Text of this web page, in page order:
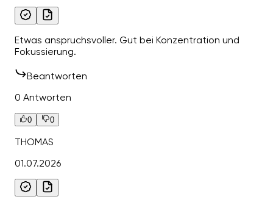
Etwas anspruchsvoller. Gut bei Konzentration und
Fokussierung.
Beantworten
0 Antworten
0 0
THOMAS
01.07.2026